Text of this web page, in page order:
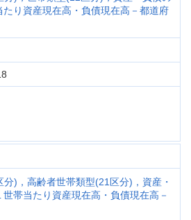
り資産現在高・負債現在高－都道府
)，高齢者世帯類型(21区分)，資産・
帯当たり資産現在高・負債現在高－